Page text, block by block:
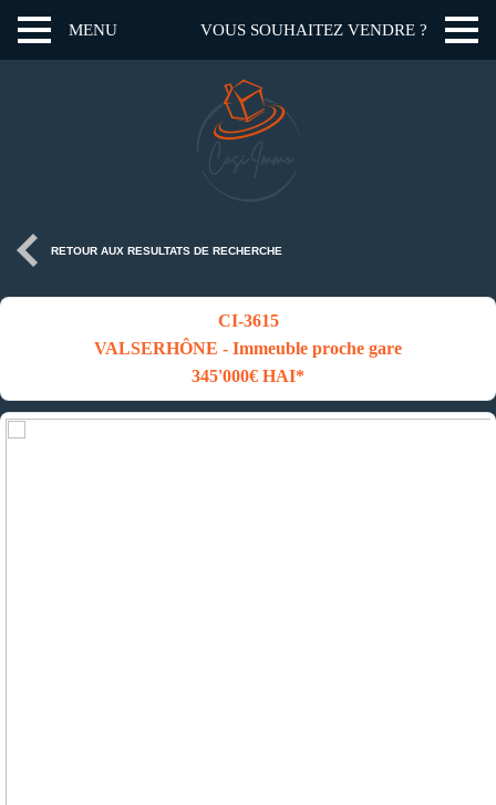
MENU VOUS SOUHAITEZ VENDRE ?
RETOUR AUX RESULTATS DE RECHERCHE
CI-3615
VALSERHÔNE - Immeuble proche gare
345'000€ HAI*